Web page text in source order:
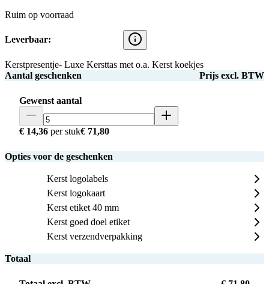
Ruim op voorraad
Leverbaar:
Kerstpresentje- Luxe Kersttas met o.a. Kerst koekjes
Aantal geschenken
Prijs excl. BTW
Gewenst aantal
€ 14,36 per stuk€ 71,80
Opties voor de geschenken
Kerst logolabels
Kerst logokaart
Kerst etiket 40 mm
Kerst goed doel etiket
Kerst verzendverpakking
Totaal